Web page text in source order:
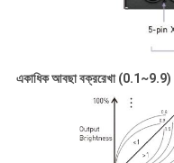
একাধিক আবছা বক্ররেখা (0.1~9.9)